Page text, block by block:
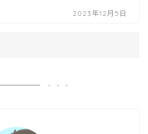
2023年12月5日